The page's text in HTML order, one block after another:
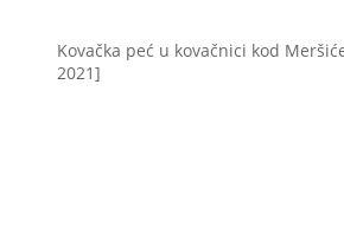
Kovačka peć u kovačnici kod
2021]